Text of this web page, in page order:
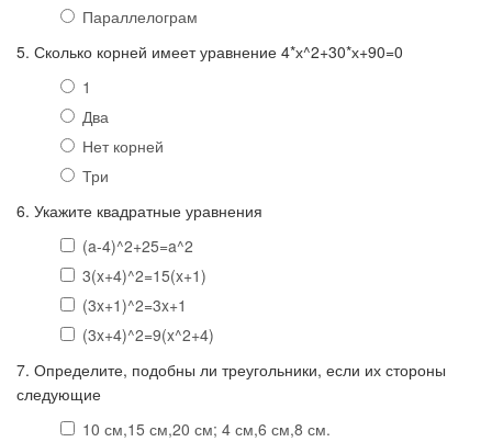
Параллелограм
5. Сколько корней имеет уравнение 4*х^2+30*х+90=0
1
Два
Нет корней
Три
6. Укажите квадратные уравнения
(a-4)^2+25=a^2
3(x+4)^2=15(x+1)
(3x+1)^2=3x+1
(3x+4)^2=9(x^2+4)
7. Определите, подобны ли треугольники, если их стороны
следующие
10 см,15 см,20 см; 4 см,6 см,8 см.